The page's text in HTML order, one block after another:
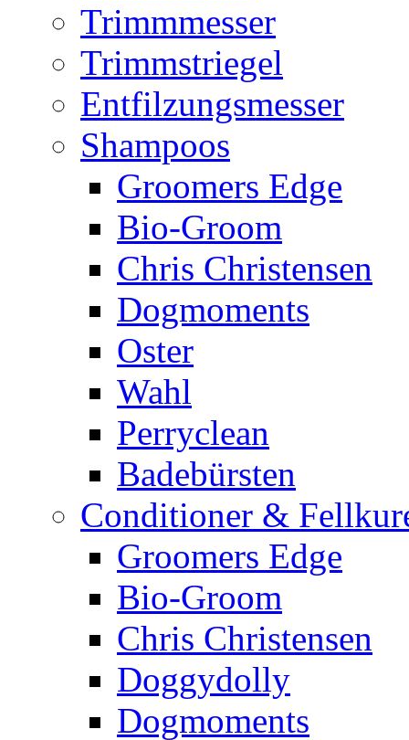
Trimmmesser
Trimmstriegel
Entfilzungsmesser
Shampoos
Groomers Edge
Bio-Groom
Chris Christensen
Dogmoments
Oster
Wahl
Perryclean
Badebürsten
Conditioner &
Groomers Edge
Bio-Groom
Chris Christensen
Doggydolly
Dogmoments